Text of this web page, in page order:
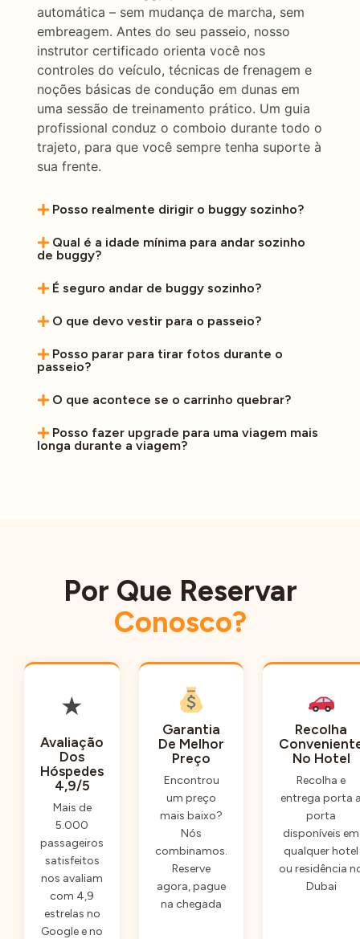
automática – sem mudança de marcha, sem
embreagem. Antes do seu passeio, nosso
instrutor certificado orienta você nos
controles do veículo, técnicas de frenagem e
noções básicas de condução em dunas em
uma sessão de treinamento prático. Um guia
profissional conduz o comboio durante todo o
trajeto, para que você sempre tenha suporte à
sua frente.
Posso realmente dirigir o buggy sozinho?
Qual é a idade mínima para andar sozinho
de buggy?
É seguro andar de buggy sozinho?
O que devo vestir para o passeio?
Posso parar para tirar fotos durante o
passeio?
O que acontece se o carrinho quebrar?
Posso fazer upgrade para uma viagem mais
longa durante a viagem?
Por Que Reservar
Conosco?
★
Avaliação
Dos
Hóspedes
4,9/5
Mais de
5.000
passageiros
satisfeitos
nos avaliam
com 4,9
estrelas no
Google e no
Garantia
De Melhor
Preço
Encontrou
um preço
mais baixo?
Nós
combinamos.
Reserve
agora, pague
na chegada
Recolha
No Hotel
Recolha e
entrega porta
porta
disponíveis em
qualquer hotel
ou residência
Dubai